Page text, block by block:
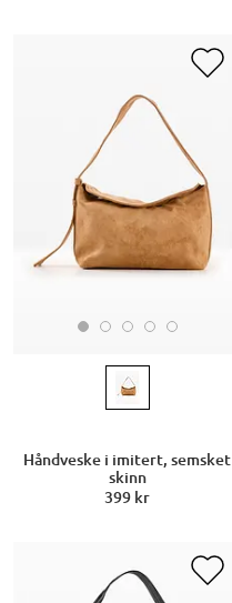
Håndveske i imitert, semsket
skinn
399 kr